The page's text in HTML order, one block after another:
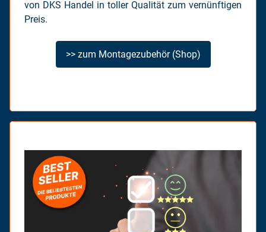
von DKS Handel in toller Qualität zum vernünftigen
Preis.
>> zum Montagezubehör (Shop)